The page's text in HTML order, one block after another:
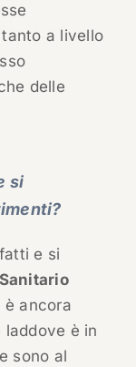
a livello
delle
si
e si
è ancora
è in
sono al